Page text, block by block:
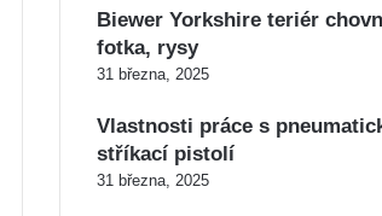
Biewer Yorkshire teriér
fotka, rysy
31 března, 2025
Vlastnosti práce s
stříkací pistolí
31 března, 2025